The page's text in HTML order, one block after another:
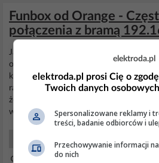
Funbox od Orange -
połączenia z bramą
Jak w temacie mam ten dziadowski
o co w nim chodzi. Normalnie wszytko
komputerach/telefonach jest internet i
razy dziennie coś przestaje działać i nie
żeby sprawdzić co się dzieje. Brak
wejścia na funboxa. Połączenia z...
Sieci LAN
04 Lis 2017 19:09
elektroda.pl
elektroda.pl prosi Cię o
Twoich danych
Spersonalizowane reklamy i
treści, badanie odbiorców i
Przechowywanie informacji
do nich